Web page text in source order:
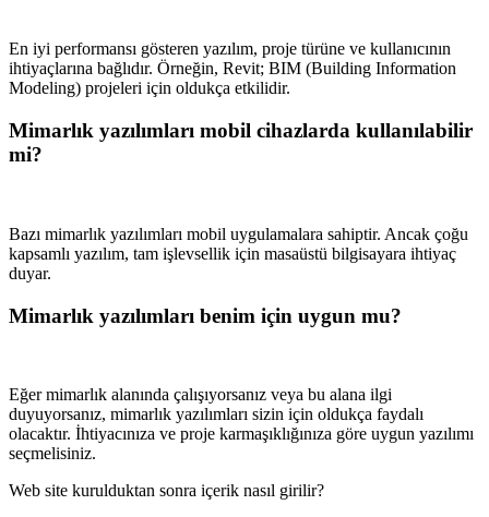
En iyi performansı gösteren yazılım, proje türüne ve kullanıcının
ihtiyaçlarına bağlıdır. Örneğin, Revit; BIM (Building Information
Modeling) projeleri için oldukça etkilidir.
Mimarlık yazılımları mobil cihazlarda kullanılabilir
mi?
Bazı mimarlık yazılımları mobil uygulamalara sahiptir. Ancak çoğu
kapsamlı yazılım, tam işlevsellik için masaüstü bilgisayara ihtiyaç
duyar.
Mimarlık yazılımları benim için uygun mu?
Eğer mimarlık alanında çalışıyorsanız veya bu alana ilgi
duyuyorsanız, mimarlık yazılımları sizin için oldukça faydalı
olacaktır. İhtiyacınıza ve proje karmaşıklığınıza göre uygun yazılımı
seçmelisiniz.
Web site kurulduktan sonra içerik nasıl girilir?